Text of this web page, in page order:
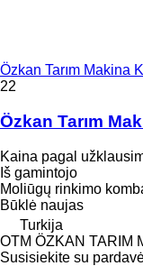
Özkan Tarım Makina
22
Özkan Tarım
Kaina pagal
Iš gamintojo
Moliūgų rinkimo
Būklė naujas
Turkija
OTM ÖZKAN TARIM
Susisiekite su